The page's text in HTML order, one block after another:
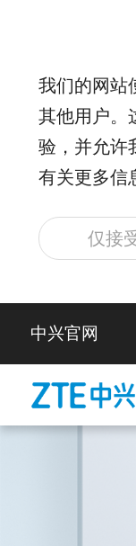
我们的网站
其他用户。
验，并允许
有关更多信
仅接
中兴官网